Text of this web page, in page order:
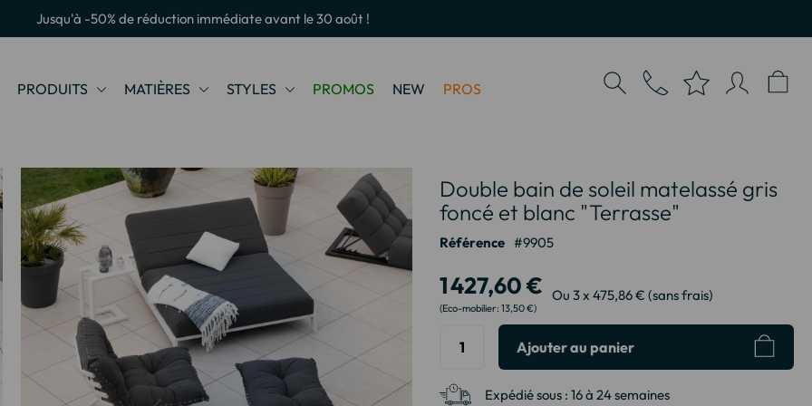
Jusqu'à -50% de réduction immédiate avant le 30 août !
PRODUITS MATIÈRES STYLES PROMOS NEW PROS
Double bain de soleil matelassé gris
foncé et blanc "Terrasse"
Référence 9905
1 427,60 €
13,50 €
Ou 3 x 475,86 € (sans frais)
Ajouter au panier
Expédié sous : 16 à 24 semaines